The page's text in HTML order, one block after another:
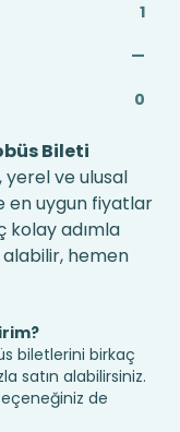
1
—
0
Bileti
ve ulusal
en uygun fiyatlar
kolay adımla
hemen
biletlerini birkaç
satın alabilirsiniz.
de